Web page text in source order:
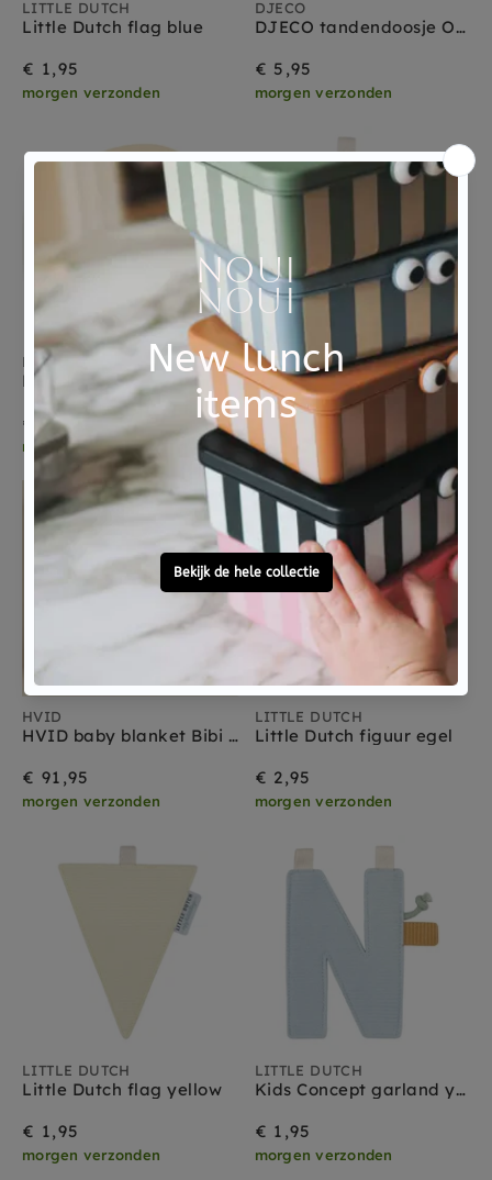
LITTLE DUTCH
Little Dutch flag blue
€ 1,95
morgen verzonden
DJECO
DJECO tandendoosje Oh my teeth pastel ice
€ 5,95
morgen verzonden
DJECO
DJECO tandendoosje Oh my teeth pastel peach
€ 5,95
morgen verzonden
LITTLE DUTCH
Kids Concept garland yellow pink 290 cm
€ 1,95
morgen verzonden
HVID
HVID baby blanket Bibi oat
€ 91,95
morgen verzonden
LITTLE DUTCH
Little Dutch figuur egel
€ 2,95
morgen verzonden
LITTLE DUTCH
Little Dutch flag yellow
€ 1,95
morgen verzonden
LITTLE DUTCH
Kids Concept garland yellow pink 290 cm
€ 1,95
morgen verzonden